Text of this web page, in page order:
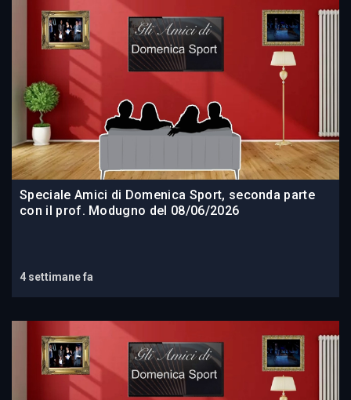
Speciale Amici di Domenica Sport, seconda parte
con il prof. Modugno del 08/06/2026
4 settimane fa